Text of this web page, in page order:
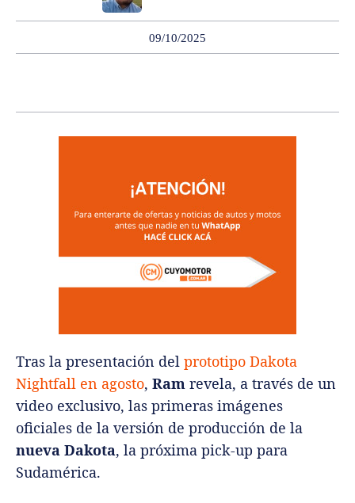
09/10/2025
Tras la presentación del prototipo Dakota
Nightfall en agosto, Ram revela, a través de un
video exclusivo, las primeras imágenes
oficiales de la versión de producción de la
nueva Dakota, la próxima pick-up para
Sudamérica.